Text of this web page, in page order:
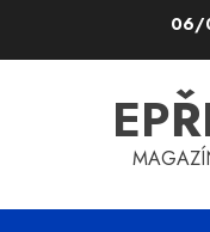
06/